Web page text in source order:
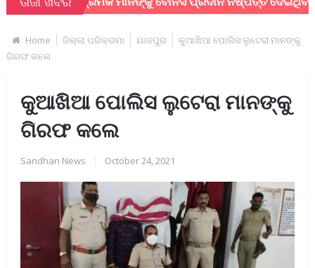
Home ଜିଲ୍ଲା ପରିକ୍ରମା ଯାଜପୁର
କୁଆଖିଆ ପୋଲିସ ଲୁଟେରା ମାନଙ୍କୁ
ଗିରଫ କଲେ
କୁଆଖିଆ ପୋଲିସ ଲୁଟେରା ମାନଙ୍କୁ
ଗିରଫ କଲେ
Sandhan News October 24, 2021